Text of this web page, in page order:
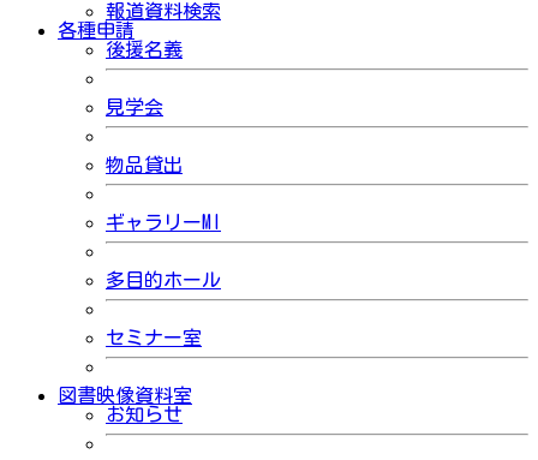
報道資料検索
各種申請
後援名義
見学会
物品貸出
ギャラリーMI
多目的ホール
セミナー室
図書映像資料室
お知らせ